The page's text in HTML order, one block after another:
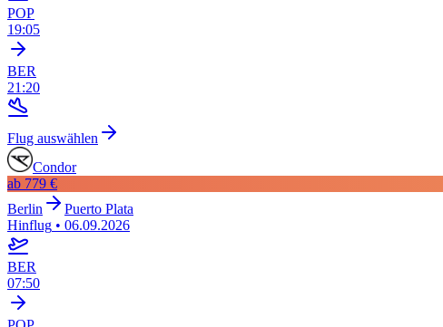
POP
19:05
BER
21:20
Flug auswählen
Condor
ab 779 €
Berlin
Puerto Plata
Hinflug • 06.09.2026
BER
07:50